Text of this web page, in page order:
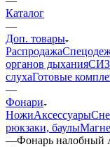
Каталог
—
Доп. товары
Распродажа
органов дыханияСИЗ
слухаГотовые
—
Фонари
НожиАксессуары
рюкзаки, баулы
—Фонарь налобный